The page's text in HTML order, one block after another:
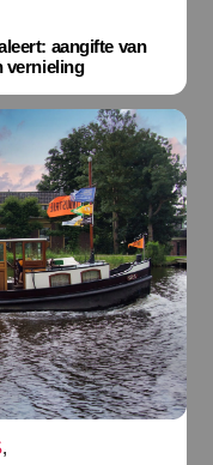
aangifte van
vernieling
,